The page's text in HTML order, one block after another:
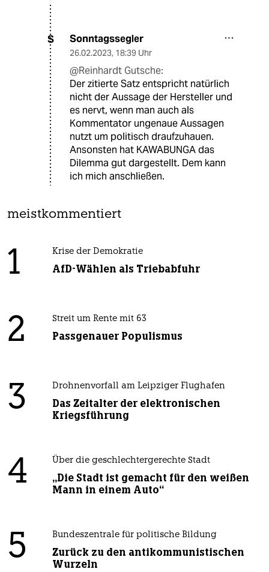
S Sonntagssegler
26.02.2023, 18:39 Uhr
@Reinhardt Gutsche:
Der zitierte Satz entspricht natürlich
nicht der Aussage der Hersteller und
es nervt, wenn man auch als
Kommentator ungenaue Aussagen
nutzt um politisch draufzuhauen.
Ansonsten hat KAWABUNGA das
Dilemma gut dargestellt. Dem kann
ich mich anschließen.
meistkommentiert
1 Krise der Demokratie
AfD-Wählen als Triebabfuhr
2 Streit um Rente mit 63
Passgenauer Populismus
3 Drohnenvorfall am Leipziger Flughafen
Das Zeitalter der elektronischen
Kriegsführung
4 Über die geschlechtergerechte Stadt
„Die Stadt ist gemacht für den weißen
Mann in einem Auto“
5 Bundeszentrale für politische Bildung
Zurück zu den antikommunistischen
Wurzeln